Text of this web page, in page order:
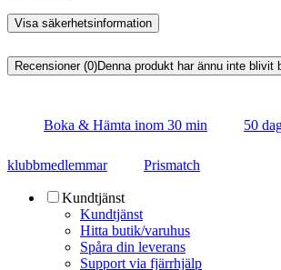
Visa säkerhetsinformation
Recensioner (0)Denna produkt har ännu inte blivit
Boka & Hämta inom 30 min 50
klubbmedlemmar Prismatch
Kundtjänst
Kundtjänst
Hitta butik/varuhus
Spåra din leverans
Support via fjärrhjälp